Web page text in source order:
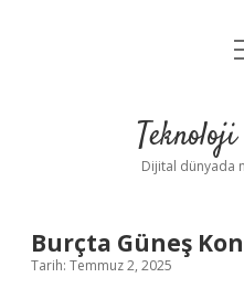
Dijital dünyada
Burçta Güneş
Tarih: Temmuz 2, 2025